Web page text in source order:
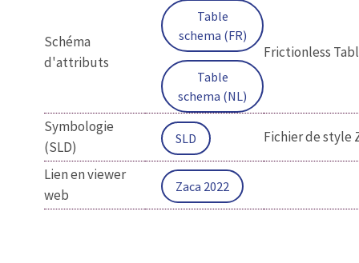
Schéma
d'attributs
Table
schema (FR)
Table
schema (NL)
Frictionless
Symbologie
(SLD)
SLD Fichier de style
Lien en viewer
web
Zaca 2022